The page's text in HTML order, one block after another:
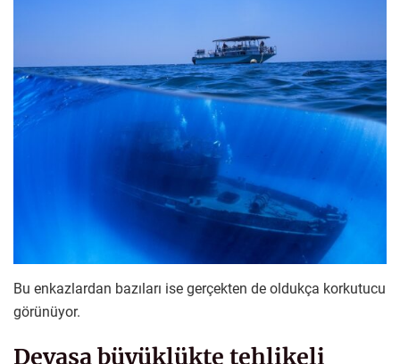
Bu enkazlardan bazıları ise gerçekten de oldukça korkutucu
görünüyor.
Devasa büyüklükte tehlikeli